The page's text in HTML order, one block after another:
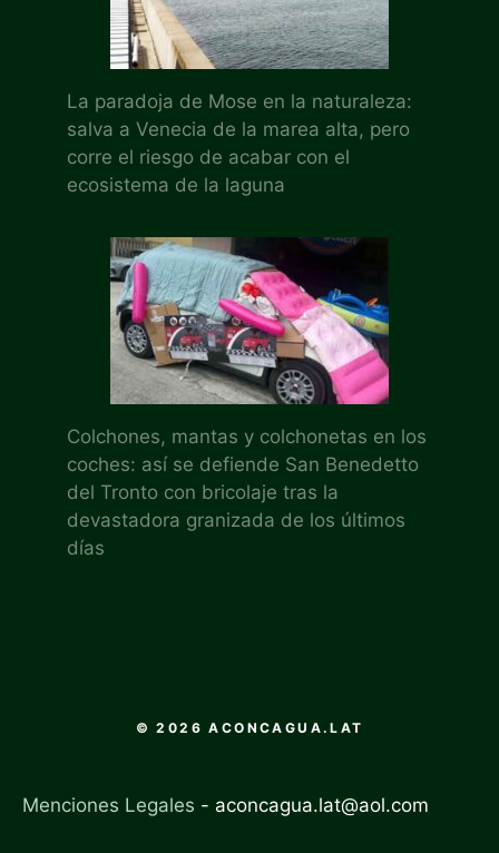
La paradoja de Mose en la naturaleza:
salva a Venecia de la marea alta, pero
corre el riesgo de acabar con el
ecosistema de la laguna
Colchones, mantas y colchonetas en los
coches: así se defiende San Benedetto
del Tronto con bricolaje tras la
devastadora granizada de los últimos
días
© 2026 ACONCAGUA.LAT
Menciones Legales - aconcagua.lat@aol.com